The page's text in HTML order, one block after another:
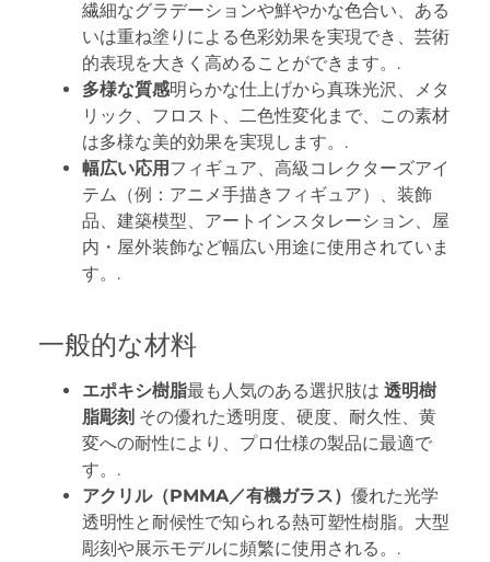
繊細なグラデーションや鮮やかな色合い、ある
いは重ね塗りによる色彩効果を実現でき、芸術
的表現を大きく高めることができます。.
多様な質感明らかな仕上げから真珠光沢、メタ
リック、フロスト、二色性変化まで、この素材
は多様な美的効果を実現します。.
幅広い応用 フィギュア、高級コレクターズアイ
テム（例：アニメ手描きフィギュア）、装飾
品、建築模型、アートインスタレーション、屋
内・屋外装飾など幅広い用途に使用されていま
す。.
一般的な材料
エポキシ樹脂最も人気のある選択肢は 透明樹
脂彫刻 その優れた透明度、硬度、耐久性、黄
変への耐性により、プロ仕様の製品に最適で
す。.
アクリル（PMMA／有機ガラス） 優れた光学
透明性と耐候性で知られる熱可塑性樹脂。大型
彫刻や展示モデルに頻繁に使用される。.